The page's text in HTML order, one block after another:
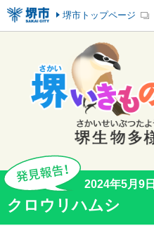
堺市トップページ
2024年5月9日
クロウリハムシ